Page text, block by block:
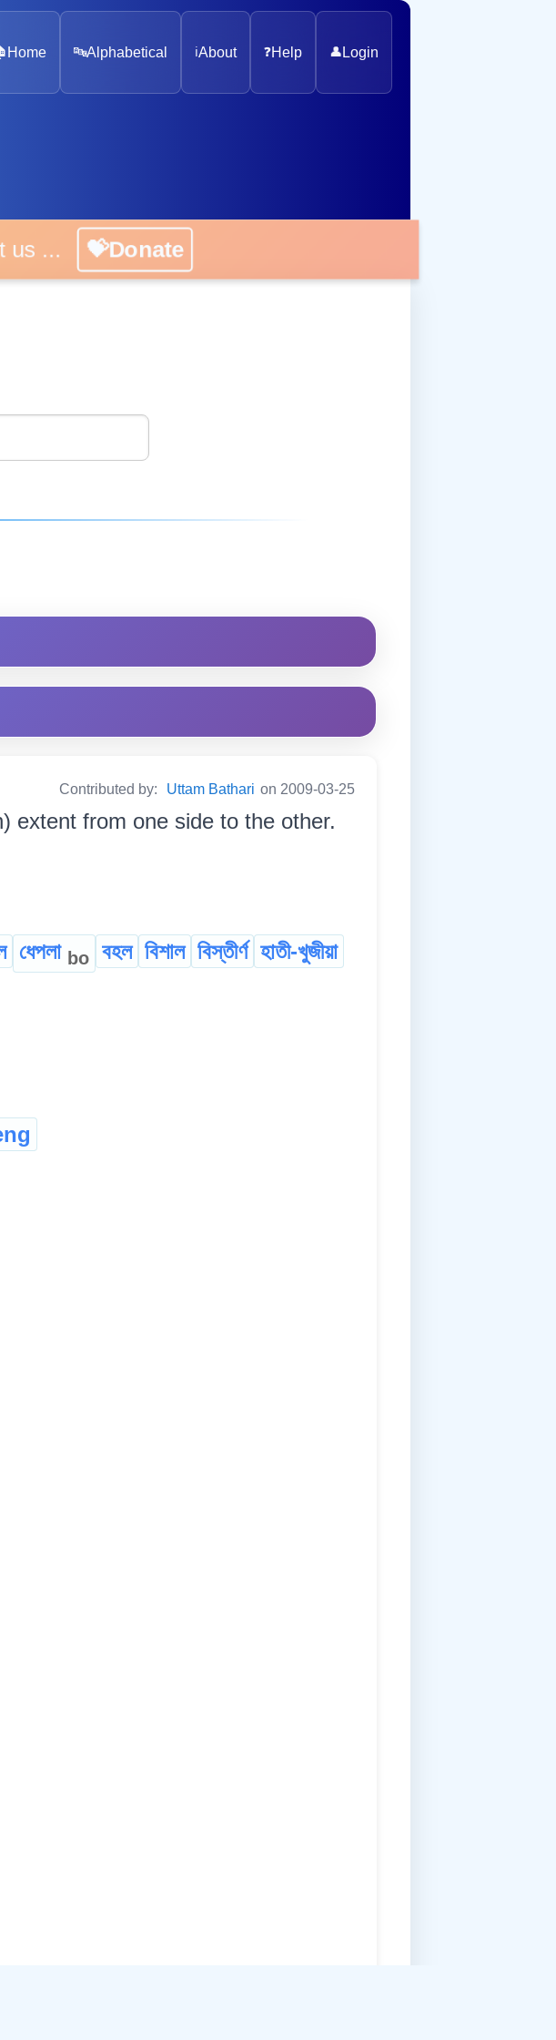
Home 🔤Alphabetical ℹ️About ❓Help 👤 Login
us ... 💝Donate
Contributed by: Uttam Bathari on 2009-03-25
extent from one side to the other.
ধেপলা bo বহল বিশাল বিস্তীৰ্ণ হাতী-খুজীয়া